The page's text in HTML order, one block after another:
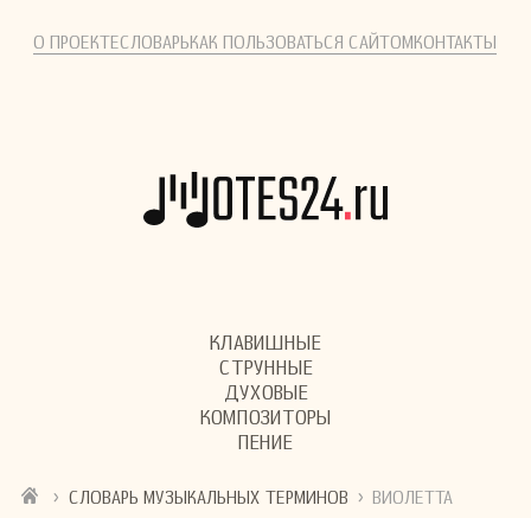
О ПРОЕКТЕСЛОВАРЬКАК ПОЛЬЗОВАТЬСЯ САЙТОМКОНТАКТЫ
КЛАВИШНЫЕ
СТРУННЫЕ
ДУХОВЫЕ
КОМПОЗИТОРЫ
ПЕНИЕ
› СЛОВАРЬ МУЗЫКАЛЬНЫХ ТЕРМИНОВ › ВИОЛЕТТА